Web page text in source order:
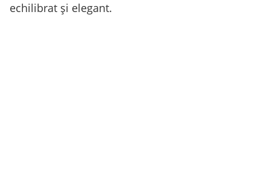
echilibrat și elegant.